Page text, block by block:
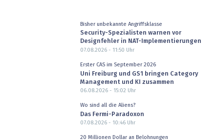
Bisher unbekannte Angriffsklasse
Security-Spezialisten warnen vor
Designfehler in NAT-Implementierungen
07.08.2026 - 11:50 Uhr
Erster CAS im September 2026
Uni Freiburg und GS1 bringen Category
Management und KI zusammen
06.08.2026 - 15:02 Uhr
Wo sind all die Aliens?
Das Fermi-Paradoxon
07.08.2026 - 10:46Uhr
20 Millionen Dollar an Belohnungen